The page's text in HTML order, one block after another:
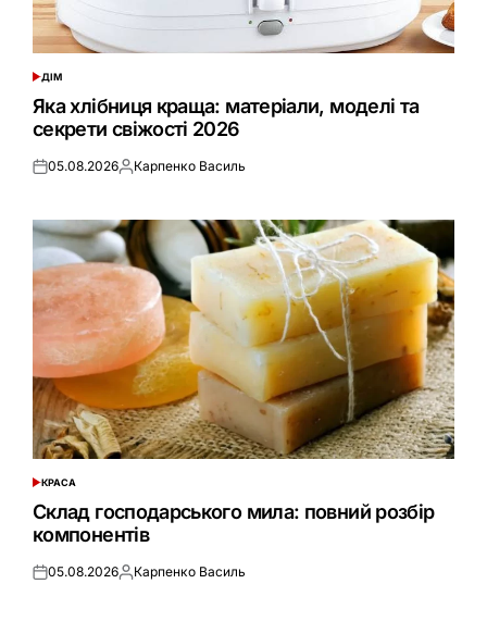
ОПУБЛІКУВАТИ
У
ДІМ
Яка хлібниця краща: матеріали, моделі та
секрети свіжості 2026
Оприлюднено
05.08.2026Опубліковано
Карпенко Василь
ОПУБЛІКУВАТИ
У
КРАСА
Склад господарського мила: повний розбір
компонентів
Оприлюднено
05.08.2026Опубліковано
Карпенко Василь